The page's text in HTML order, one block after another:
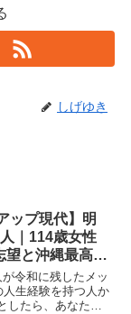
しげゆき
ップ現代】明
｜114歳女性
望と沖縄最高齢
営から学ぶこと
】
令和に残したメッ
生経験を持つ人か
したら、あなたは